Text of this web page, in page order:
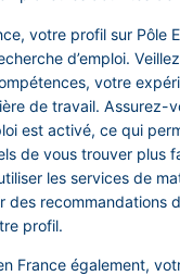
votre profil sur Pôle
d’emploi.
votre
de travail. Assurez-
est activé, ce qui
de vous trouver plus
les services de
des recommandations
profil.
France également,